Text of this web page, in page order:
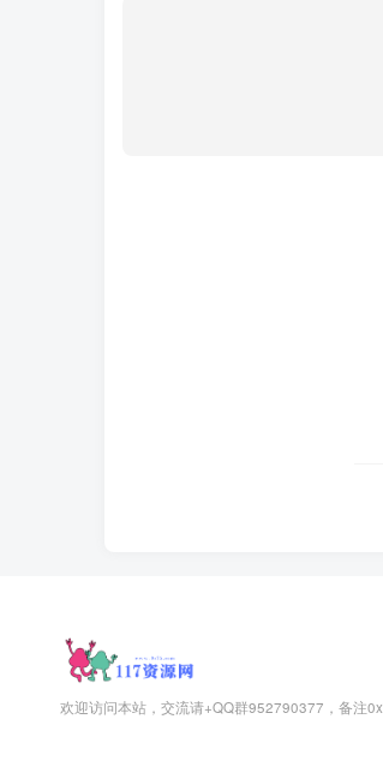
欢迎访问本站，交流请+QQ群952790377，备注